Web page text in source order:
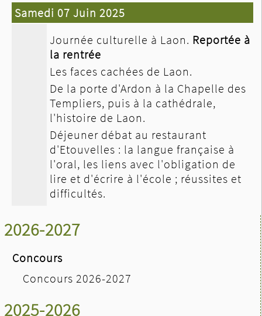
2026-2027
Concours
Concours 2026-2027
2025-2026
Samedi 07 Juin 2025
Journée culturelle à Laon. Reportée à
la rentrée
Les faces cachées de Laon.
De la porte d'Ardon à la Chapelle des
Templiers, puis à la cathédrale,
l'histoire de Laon.
Déjeuner débat au restaurant
d'Etouvelles : la langue française à
l'oral, les liens avec l'obligation de
lire et d'écrire à l'école ; réussites et
difficultés.